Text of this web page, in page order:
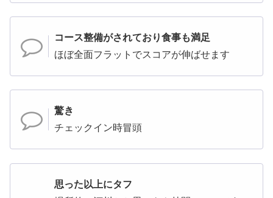
コース整備がされており食事も満足
ほぼ全面フラットでスコアが伸ばせます
驚き
チェックイン時冒頭
思った以上にタフ